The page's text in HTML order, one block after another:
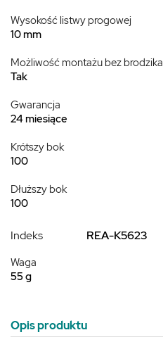
Wysokość listwy progowej
10 mm
Możliwość montażu bez brodzika
Tak
Gwarancja
24 miesiące
Krótszy bok
100
Dłuższy bok
100
Indeks REA-K5623
Waga
55 g
Opis produktu